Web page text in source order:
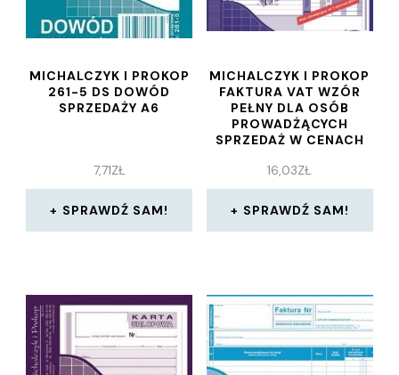
MICHALCZYK I PROKOP
261-5 DS DOWÓD
SPRZEDAŻY A6
7,71ZŁ
SPRAWDŹ SAM!
MICHALCZYK I PROKOP
FAKTURA VAT WZÓR
PEŁNY DLA OSÓB
PROWADŻĄCYCH
SPRZEDAŻ W CENACH
WIELOKOPIA
16,03ZŁ
SPRAWDŹ SAM!